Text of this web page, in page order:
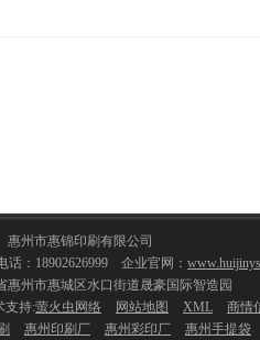
惠州市惠锦印刷有限公司
：18902626999 企业官网：
惠州市惠城区水口街道晟豪国际智造园
支持:萤火虫网络 网站地图 XML 商情
惠州印刷厂 惠州彩印厂 惠州手提袋